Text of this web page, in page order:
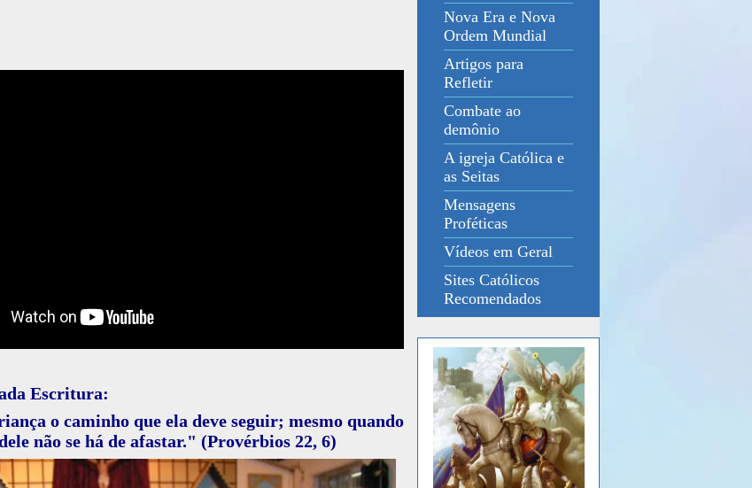
Escritura:
o caminho que ela deve seguir; mesmo quando
não se há de afastar." (Provérbios 22, 6)
Nova Era e Nova
Ordem Mundial
Artigos para
Refletir
Combate ao
demônio
A igreja Católica e
as Seitas
Mensagens
Proféticas
Vídeos em Geral
Sites Católicos
Recomendados